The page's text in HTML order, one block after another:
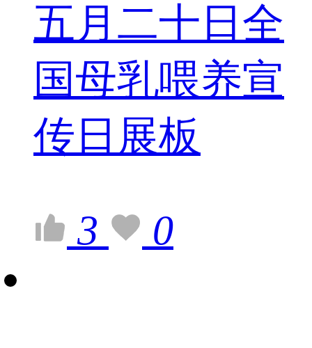
五月二十日全
国母乳喂养宣
传日展板
3 0